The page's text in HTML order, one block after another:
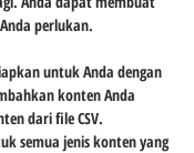
perlukan.
untuk Anda dengan
konten Anda
dari file CSV.
semua jenis konten yang